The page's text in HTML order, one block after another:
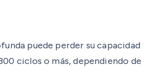
puede perder su capacidad
ciclos o más, dependiendo de